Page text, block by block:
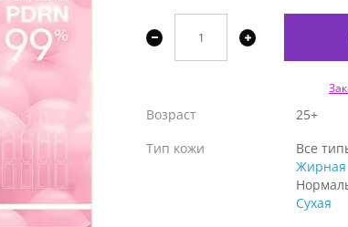
Возраст
25+
Тип кожи
Все
Жирная
Сухая